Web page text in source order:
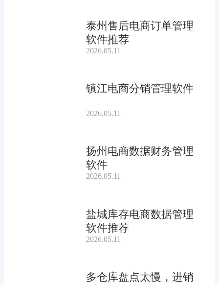
泰州售后电商订单管理
软件推荐
2026.05.11
镇江电商分销管理软件
2026.05.11
扬州电商数据财务管理
软件
2026.05.11
盐城库存电商数据管理
软件推荐
2026.05.11
多仓库盘点太慢，进销